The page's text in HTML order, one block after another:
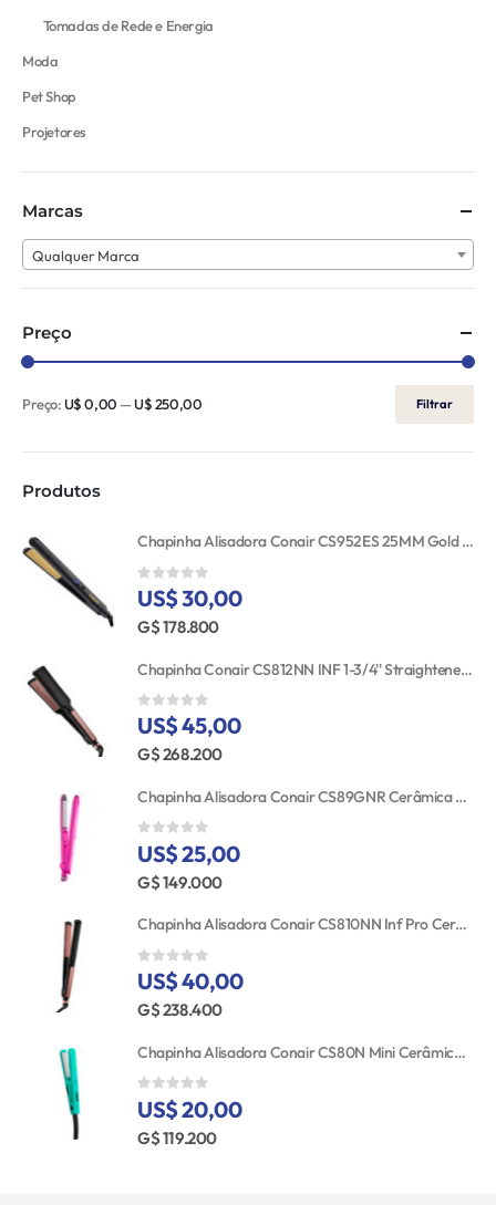
Tomadas de Rede e Energia
Moda
Pet Shop
Projetores
Marcas
Qualquer Marca
Preço
Filtrar
Preço:U$ 0,00—U$ 250,00
Produtos
Chapinha Alisadora Conair CS952ES 25MM Gold Ceramic 110V
0 out of 5
US$ 30,00
G$ 178.800
Chapinha Conair CS812NN INF 1-3/4'' Straightener RSE/GLD TGT
0 out of 5
US$ 45,00
G$ 268.200
Chapinha Alisadora Conair CS89GNR Cerâmica Turmalina 25MM Bivolt
0 out of 5
US$ 25,00
G$ 149.000
Chapinha Alisadora Conair CS810NN Inf Pro Cerâmica 25MM 110V
0 out of 5
US$ 40,00
G$ 238.400
Chapinha Alisadora Conair CS80N Mini Cerâmica Bivolt
0 out of 5
US$ 20,00
G$ 119.200